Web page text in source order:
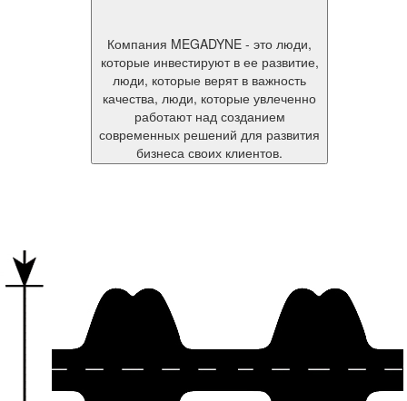
Компания MEGADYNE - это люди,
которые инвестируют в ее развитие,
люди, которые верят в важность
качества, люди, которые увлеченно
работают над созданием
современных решений для развития
бизнеса своих клиентов.